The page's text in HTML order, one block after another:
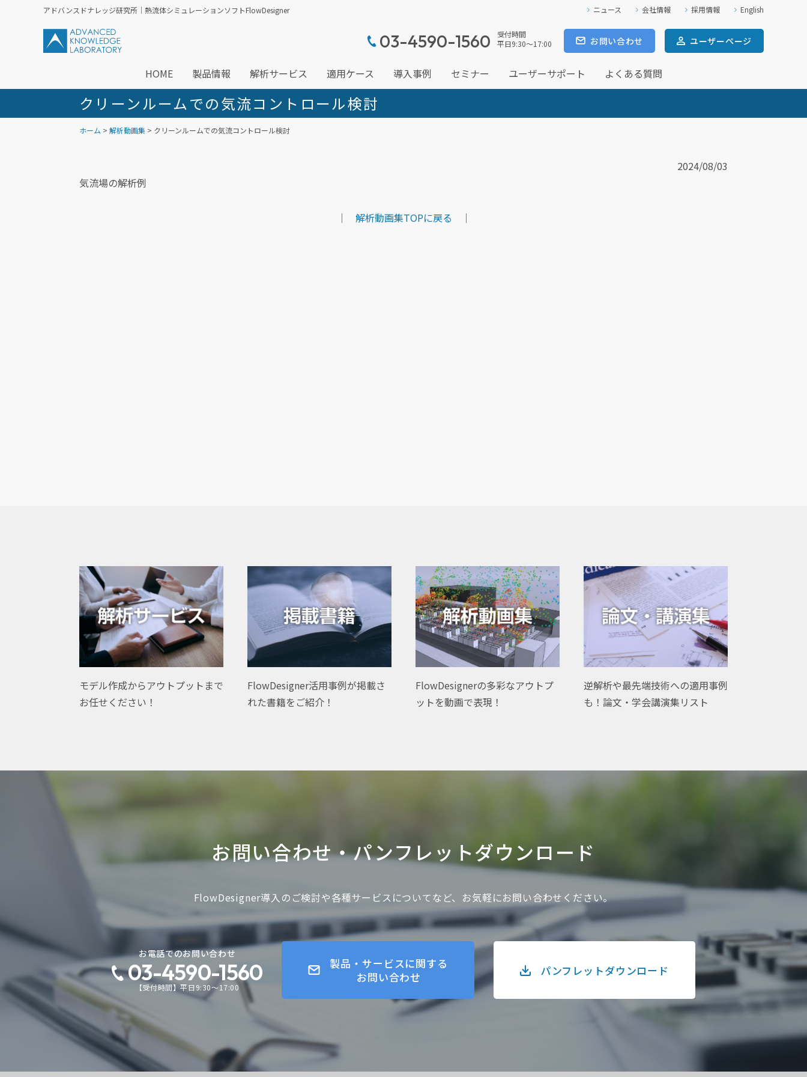
アドバンスドナレッジ研究所｜熱流体シミュレーションソフトFlowDesigner
03-4590-1560
受付時間
平日9:30～17:00
お問い合わせ ユーザーページ
HOME 製品情報 解析サービス 適用ケース 導入事例 セミナー ユーザーサポート よくある質問
ニュース 会社情報 採用情報 English
クリーンルームでの気流コントロール検討
ホーム > 解析動画集 > クリーンルームでの気流コントロール検討
2024/08/03
気流場の解析例
｜ 解析動画集TOPに戻る ｜
モデル作成からアウトプットまで
お任せください！
FlowDesigner活用事例が掲載さ
れた書籍をご紹介！
FlowDesignerの多彩なアウトプ
ットを動画で表現！
逆解析や最先端技術への適用事例
も！論文・学会講演集リスト
お問い合わせ・パンフレットダウンロード
FlowDesigner導入のご検討や各種サービスについてなど、お気軽にお問い合わせください。
お電話でのお問い合わせ
03-4590-1560
【受付時間】平日9:30～17:00
製品・サービスに関する
お問い合わせ
パンフレットダウンロード